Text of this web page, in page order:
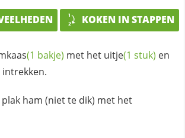
KOKEN IN STAPPEN
(1 bakje) met het uitje(1 stuk) en
intrekken.
ham (niet te dik) met het